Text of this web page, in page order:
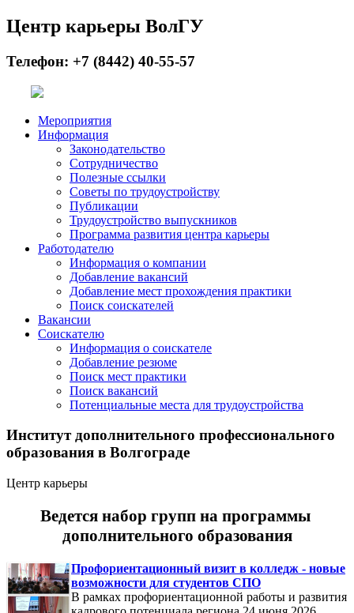
Центр карьеры ВолГУ
Телефон: +7 (8442) 40-55-57
Мероприятия
Информация
Законодательство
Сотрудничество
Полезные ссылки
Советы по трудоустройству
Публикации
Трудоустройство выпускников
Программа развития центра карьеры
Работодателю
Информация о компании
Добавление вакансий
Добавление мест прохождения практики
Поиск соискателей
Вакансии
Соискателю
Информация о соискателе
Добавление резюме
Поиск мест практики
Поиск вакансий
Потенциальные места для трудоустройства
Институт дополнительного профессионального
образования в Волгограде
Центр карьеры
Ведется набор групп на программы
дополнительного образования
Профориентационный визит в колледж - новые
возможности для студентов СПО
В рамках профориентационной работы и развития